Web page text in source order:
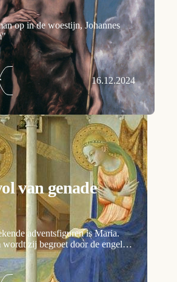
op in de woestijn, Johannes
16.12.2024
van genade
adventsfiguren is Maria.
zij begroet door de engel